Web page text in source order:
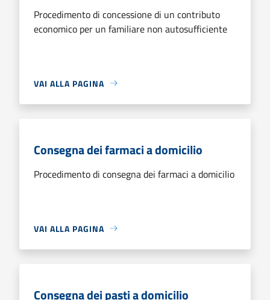
Procedimento di concessione di un contributo
economico per un familiare non autosufficiente
VAI ALLA PAGINA
Consegna dei farmaci a domicilio
Procedimento di consegna dei farmaci a domicilio
VAI ALLA PAGINA
Consegna dei pasti a domicilio